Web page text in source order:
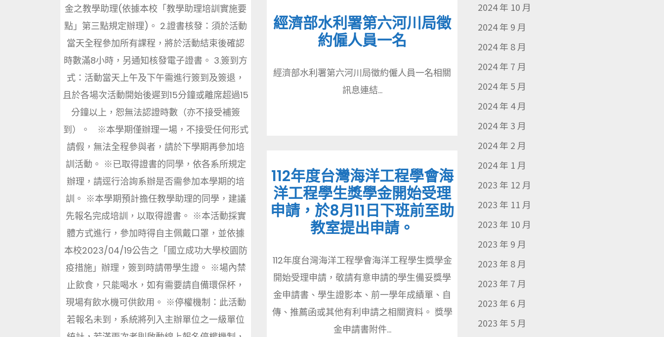
金之教學助理(依據本校「教學助理培訓實施要
點」第三點規定辦理)。 2.證書核發：須於活動
當天全程參加所有課程，將於活動結束後確認
時數滿8小時，另通知核發電子證書。 3.簽到方
式：活動當天上午及下午需進行簽到及簽退，
且於各場次活動開始後遲到15分鐘或離席超過15
分鐘以上，恕無法認證時數（亦不接受補簽
到）。 ※本學期僅辦理一場，不接受任何形式
請假，無法全程參與者，請於下學期再參加培
訓活動。 ※已取得證書的同學，依各系所規定
辦理，請逕行洽詢系辦是否需參加本學期的培
訓。 ※本學期預計擔任教學助理的同學，建議
先報名完成培訓，以取得證書。 ※本活動採實
體方式進行，參加時得自主佩戴口罩，並依據
本校2023/04/19公告之「國立成功大學校園防
疫措施」辦理，簽到時請帶學生證。 ※場內禁
止飲食，只能喝水，如有需要請自備環保杯，
現場有飲水機可供飲用。 ※停權機制：此活動
若報名未到，系統將列入主辦單位之一級單位
經濟部水利署第六河川局徵
約僱人員一名
經濟部水利署第六河川局徵約僱人員一名相關
訊息連結...
112年度台灣海洋工程學會海
洋工程學生獎學金開始受理
申請，於8月11日下班前至助
教室提出申請。
112年度台灣海洋工程學會海洋工程學生獎學金
開始受理申請，敬請有意申請的學生備妥獎學
金申請書、學生證影本、前一學年成績單、自
傳、推薦函或其他有利申請之相關資料。 獎學
金申請書附件...
2024 年 10 月
2024 年 9 月
2024 年 8 月
2024 年 7 月
2024 年 5 月
2024 年 4 月
2024 年 3 月
2024 年 2 月
2024 年 1 月
2023 年 12 月
2023 年 11 月
2023 年 10 月
2023 年 9 月
2023 年 8 月
2023 年 7 月
2023 年 6 月
2023 年 5 月